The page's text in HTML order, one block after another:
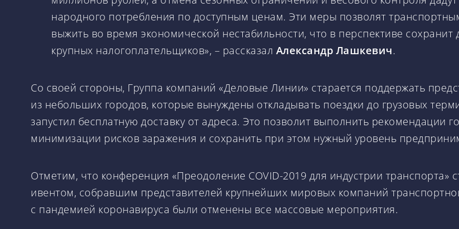
народного потребления по доступным ценам. Эти меры позволят
выжить во время экономической нестабильности, что в перспективе сохранит
крупных налогоплательщиков», – рассказал Александр Лашкевич.
Со своей стороны, Группа компаний «Деловые Линии» старается поддержать
из небольших городов, которые вынуждены откладывать поездки до грузовых
запустил бесплатную доставку от адреса. Это позволит выполнить рекомендации
минимизации рисков заражения и сохранить при этом нужный уровень
Отметим, что конференция «Преодоление COVID-2019 для индустрии
ивентом, собравшим представителей крупнейших мировых компаний
с пандемией коронавируса были отменены все массовые мероприятия.